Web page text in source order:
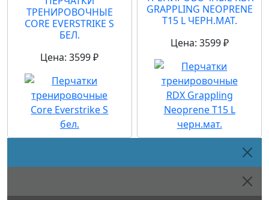
ТРЕНИРОВОЧНЫЕ
CORE EVERSTRIKE S
БЕЛ.
Цена: 3599 ₽
GRAPPLING NEOPRENE
T15 L ЧЕРН.МАТ.
Цена: 3599 ₽